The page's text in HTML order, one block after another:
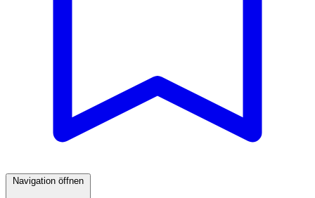
Navigation öffnen